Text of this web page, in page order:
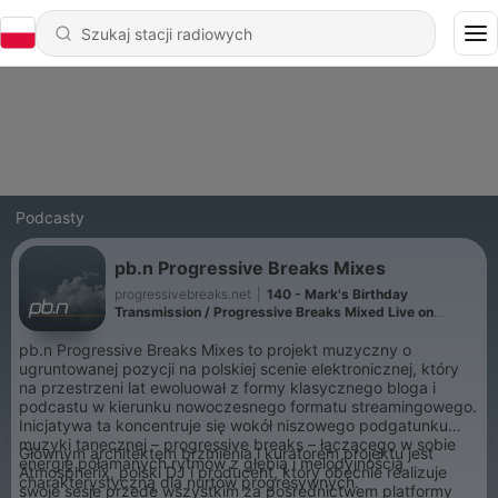
Podcasty
pb.n Progressive Breaks Mixes
progressivebreaks.net
140 - Mark's Birthday
Transmission / Progressive Breaks Mixed Live on
pb.n Progressive Breaks Mixes to projekt muzyczny o
ugruntowanej pozycji na polskiej scenie elektronicznej, który
na przestrzeni lat ewoluował z formy klasycznego bloga i
podcastu w kierunku nowoczesnego formatu streamingowego.
Inicjatywa ta koncentruje się wokół niszowego podgatunku
muzyki tanecznej – progressive breaks – łączącego w sobie
energię połamanych rytmów z głębią i melodyjnością
charakterystyczną dla nurtów progresywnych.
Głównym architektem brzmienia i kuratorem projektu jest
Atmospherix, polski DJ i producent, który obecnie realizuje
swoje sesje przede wszystkim za pośrednictwem platformy